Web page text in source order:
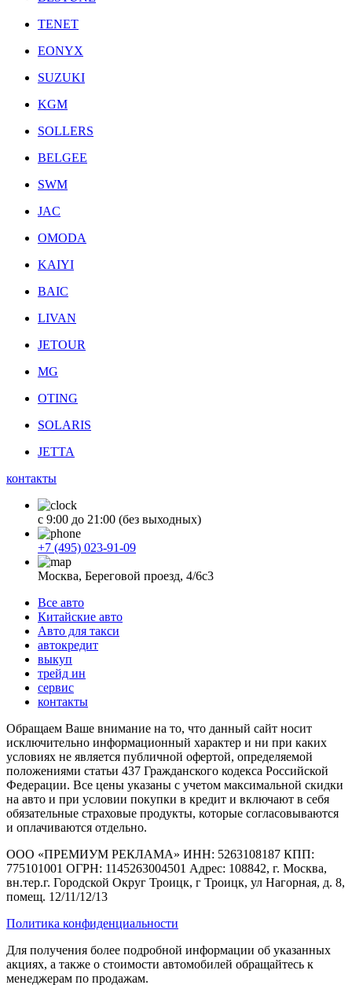
TENET
EONYX
SUZUKI
KGM
SOLLERS
BELGEE
SWM
JAC
OMODA
KAIYI
BAIC
LIVAN
JETOUR
MG
OTING
SOLARIS
JETTA
контакты
с 9:00 до 21:00 (без выходных)
+7 (495) 023-91-09
Москва, Береговой проезд, 4/6с3
Все авто
Китайские авто
Авто для такси
автокредит
выкуп
трейд ин
сервис
контакты
Обращаем Ваше внимание на то, что данный сайт носит
исключительно информационный характер и ни при каких
условиях не является публичной офертой, определяемой
положениями статьи 437 Гражданского кодекса Российской
Федерации. Все цены указаны с учетом максимальной скидки
на авто и при условии покупки в кредит и включают в себя
обязательные страховые продукты, которые согласовываются
и оплачиваются отдельно.
ООО «ПРЕМИУМ РЕКЛАМА» ИНН: 5263108187 КПП:
775101001 ОГРН: 1145263004501 Адрес: 108842, г. Москва,
вн.тер.г. Городской Округ Троицк, г Троицк, ул Нагорная, д. 8,
помещ. 12/11/12/13
Политика конфиденциальности
Для получения более подробной информации об указанных
акциях, а также о стоимости автомобилей обращайтесь к
менеджерам по продажам.